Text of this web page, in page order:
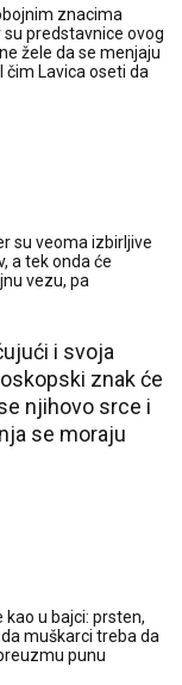
znacima
predstavnice ovog
žele da se menjaju
čim Lavica oseti da
su veoma izbirljive
a tek onda će
vezu, pa
i svoja
znak će
njihovo srce i
se moraju
kao u bajci: prsten,
muškarci treba da
punu